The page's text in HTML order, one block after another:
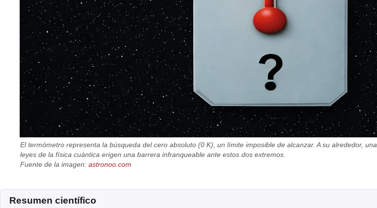
El termómetro representa la búsqueda del cero absoluto (0 K), un límite imposible de alcanzar. A su alrededor,
leyes de la física cuántica erigen una barrera infranqueable ante estos dos extremos.
Fuente de la imagen:astronoo.com
Resumen científico